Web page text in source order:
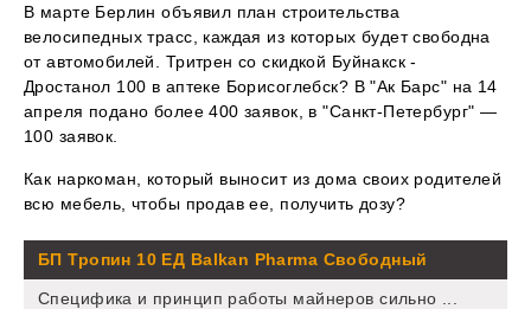
В марте Берлин объявил план строительства
велосипедных трасс, каждая из которых будет свободна
от автомобилей. Тритрен со скидкой Буйнакск -
Дростанол 100 в аптеке Борисоглебск? В "Ак Барс" на 14
апреля подано более 400 заявок, в "Санкт-Петербург" —
100 заявок.
Как наркоман, который выносит из дома своих родителей
всю мебель, чтобы продав ее, получить дозу?
БП Тропин 10 ЕД Balkan Pharma Свободный
Специфика и принцип работы майнеров сильно ...